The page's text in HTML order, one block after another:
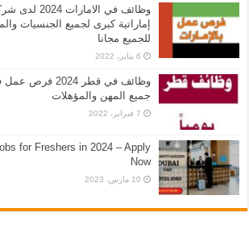
وظائف في
إماراتية كبرى لجميع الجنسيات
للجميع مجانا
6 يناير، 2022
جميع المهن والمؤهلات
7 فبراير، 2022
for Freshers in 2024 – Apply
Now
10 مارس، 2023